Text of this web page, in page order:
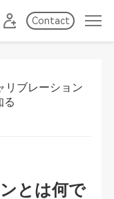
Contact
リブレーション
る
とは何で